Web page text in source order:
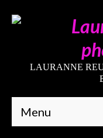
LAURANNE
Menu